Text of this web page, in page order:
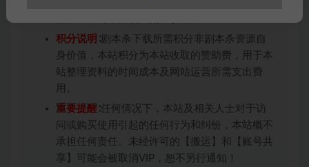
积分说明 ∶剧本杀下载所需积分非剧本杀资源自
身价值，本站积分为本站收取的赞助费，用于本
站整理资料的时间成本及网站运营所需支出费
用。
重要提醒 ∶任何情况下，本站及相关人士对于访
问或购买使用引起的任何行为和纠纷，本站概不
承担任何责任。未经许可的【搬运】和【账号共
享】可能会被取消VIP，恕不另行通知！